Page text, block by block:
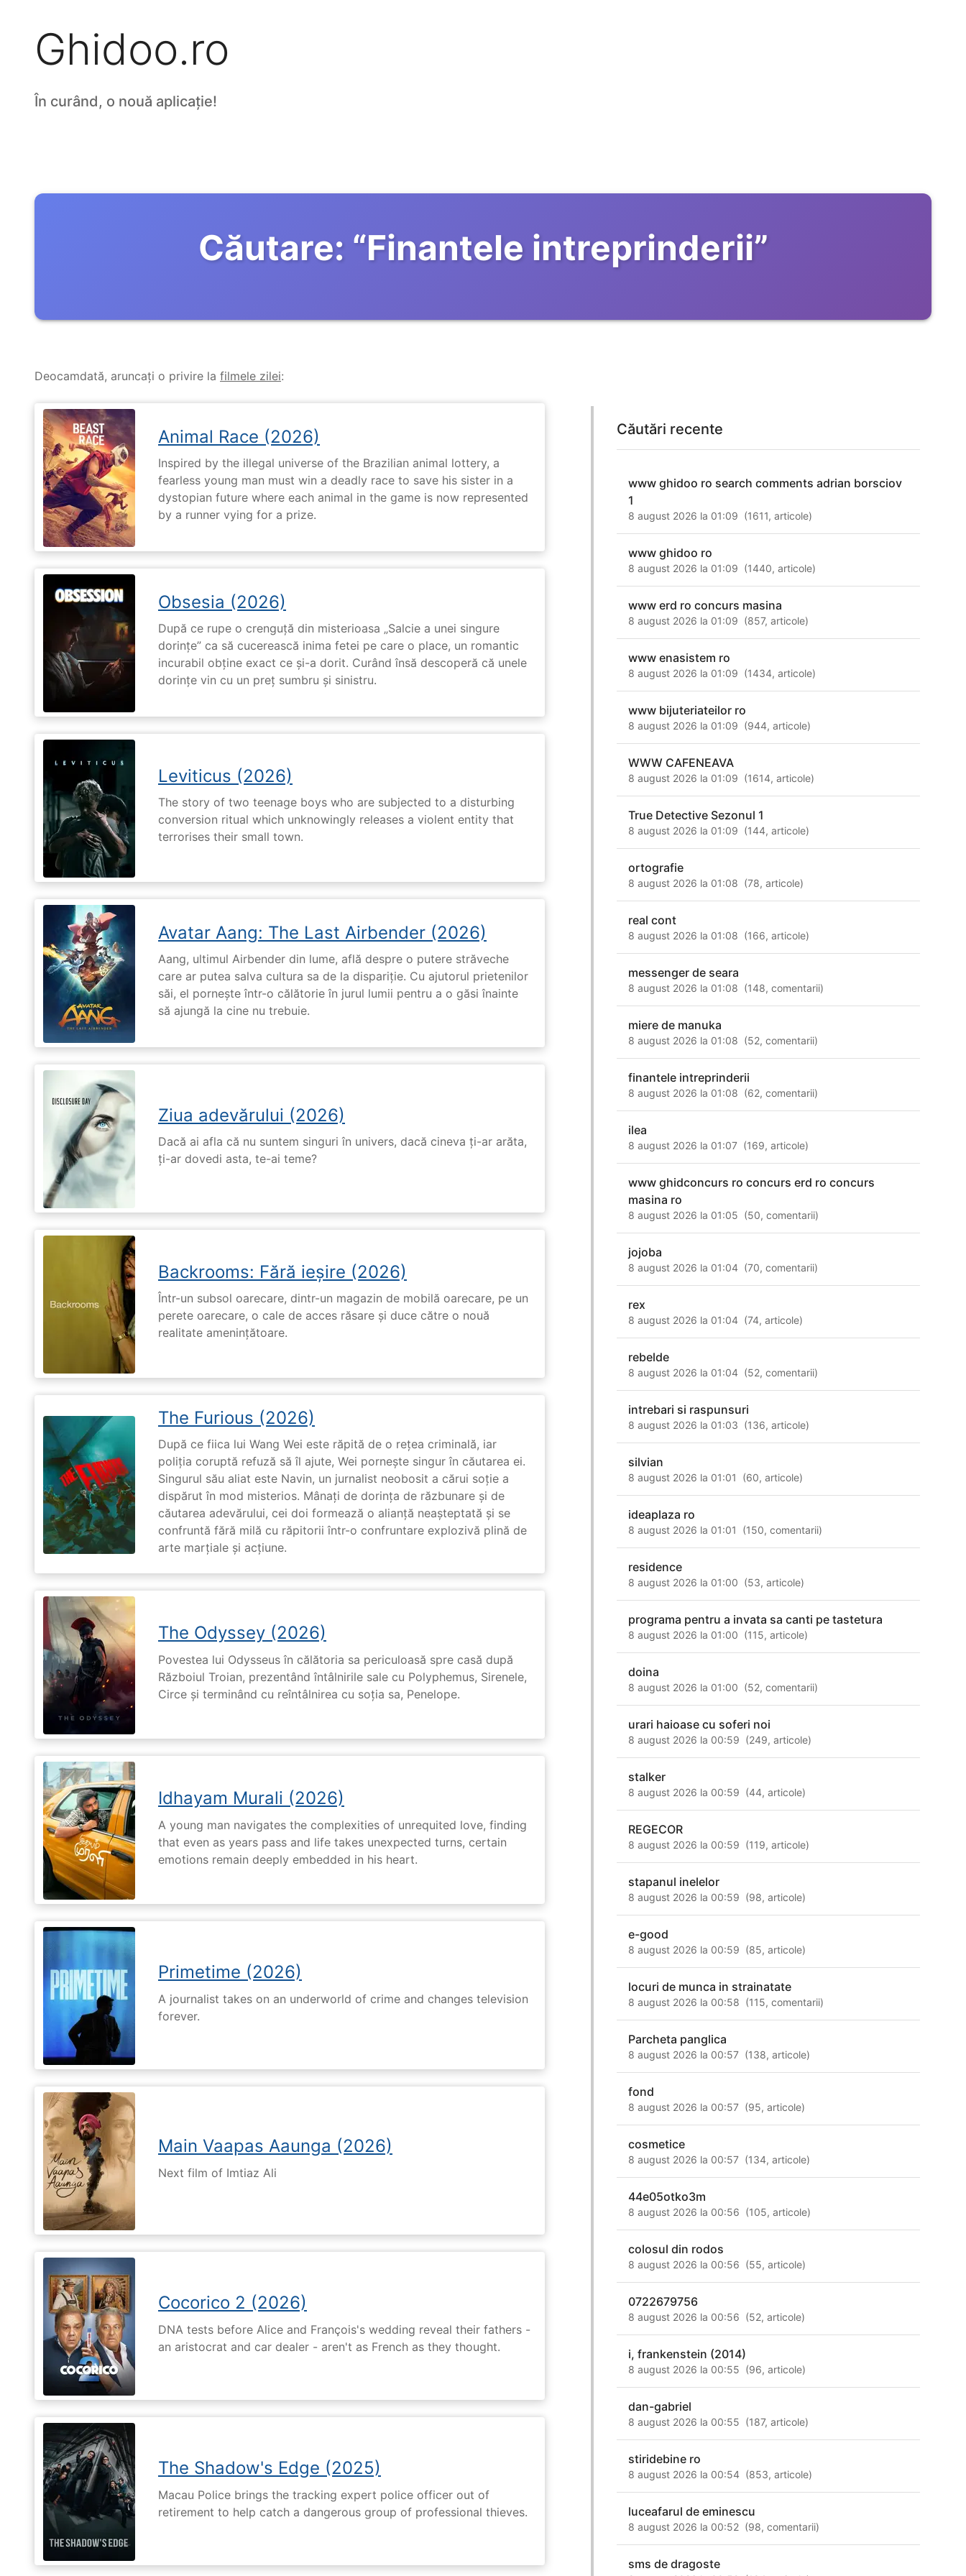
Ghidoo.ro
În curând, o nouă aplicație!
Căutare: “Finantele intreprinderii”
Deocamdată, aruncați o privire la filmele zilei:
Animal Race (2026)
Inspired by the illegal universe of the Brazilian animal lottery, a
fearless young man must win a deadly race to save his sister in a
dystopian future where each animal in the game is now represented
by a runner vying for a prize.
Obsesia (2026)
După ce rupe o crenguță din misterioasa „Salcie a unei singure
dorințe” ca să cucerească inima fetei pe care o place, un romantic
incurabil obține exact ce și-a dorit. Curând însă descoperă că unele
dorințe vin cu un preț sumbru și sinistru.
Leviticus (2026)
The story of two teenage boys who are subjected to a disturbing
conversion ritual which unknowingly releases a violent entity that
terrorises their small town.
Avatar Aang: The Last Airbender (2026)
Aang, ultimul Airbender din lume, află despre o putere străveche
care ar putea salva cultura sa de la dispariție. Cu ajutorul prietenilor
săi, el pornește într-o călătorie în jurul lumii pentru a o găsi înainte
să ajungă la cine nu trebuie.
Ziua adevărului (2026)
Dacă ai afla că nu suntem singuri în univers, dacă cineva ți-ar arăta,
ți-ar dovedi asta, te-ai teme?
Backrooms: Fără ieșire (2026)
Într-un subsol oarecare, dintr-un magazin de mobilă oarecare, pe un
perete oarecare, o cale de acces răsare și duce către o nouă
realitate amenințătoare.
The Furious (2026)
După ce fiica lui Wang Wei este răpită de o rețea criminală, iar
poliția coruptă refuză să îl ajute, Wei pornește singur în căutarea ei.
Singurul său aliat este Navin, un jurnalist neobosit a cărui soție a
dispărut în mod misterios. Mânați de dorința de răzbunare și de
căutarea adevărului, cei doi formează o alianță neașteptată și se
confruntă fără milă cu răpitorii într-o confruntare explozivă plină de
arte marțiale și acțiune.
The Odyssey (2026)
Povestea lui Odysseus în călătoria sa periculoasă spre casă după
Războiul Troian, prezentând întâlnirile sale cu Polyphemus, Sirenele,
Circe și terminând cu reîntâlnirea cu soția sa, Penelope.
Idhayam Murali (2026)
A young man navigates the complexities of unrequited love, finding
that even as years pass and life takes unexpected turns, certain
emotions remain deeply embedded in his heart.
Primetime (2026)
A journalist takes on an underworld of crime and changes television
forever.
Main Vaapas Aaunga (2026)
Next film of Imtiaz Ali
Cocorico 2 (2026)
DNA tests before Alice and François's wedding reveal their fathers -
an aristocrat and car dealer - aren't as French as they thought.
The Shadow's Edge (2025)
Macau Police brings the tracking expert police officer out of
retirement to help catch a dangerous group of professional thieves.
Căutări recente
www ghidoo ro search comments adrian borsciov
1
8 august 2026 la 01:09 (1611,articole)
www ghidoo ro
8 august 2026 la 01:09 (1440,articole)
www erd ro concurs masina
8 august 2026 la 01:09 (857,articole)
www enasistem ro
8 august 2026 la 01:09 (1434,articole)
www bijuteriateilor ro
8 august 2026 la 01:09 (944,articole)
WWW CAFENEAVA
8 august 2026 la 01:09 (1614,articole)
True Detective Sezonul 1
8 august 2026 la 01:09 (144,articole)
ortografie
8 august 2026 la 01:08 (78,articole)
real cont
8 august 2026 la 01:08 (166,articole)
messenger de seara
8 august 2026 la 01:08 (148,comentarii)
miere de manuka
8 august 2026 la 01:08 (52,comentarii)
finantele intreprinderii
8 august 2026 la 01:08 (62,comentarii)
ilea
8 august 2026 la 01:07 (169,articole)
www ghidconcurs ro concurs erd ro concurs
masina ro
8 august 2026 la 01:05 (50,comentarii)
jojoba
8 august 2026 la 01:04 (70,comentarii)
rex
8 august 2026 la 01:04 (74,articole)
rebelde
8 august 2026 la 01:04 (52,comentarii)
intrebari si raspunsuri
8 august 2026 la 01:03 (136,articole)
silvian
8 august 2026 la 01:01 (60,articole)
ideaplaza ro
8 august 2026 la 01:01 (150,comentarii)
residence
8 august 2026 la 01:00 (53,articole)
programa pentru a invata sa canti pe tastetura
8 august 2026 la 01:00 (115,articole)
doina
8 august 2026 la 01:00 (52,comentarii)
urari haioase cu soferi noi
8 august 2026 la 00:59 (249,articole)
stalker
8 august 2026 la 00:59 (44,articole)
REGECOR
8 august 2026 la 00:59 (119,articole)
stapanul inelelor
8 august 2026 la 00:59 (98,articole)
e-good
8 august 2026 la 00:59 (85,articole)
locuri de munca in strainatate
8 august 2026 la 00:58 (115,comentarii)
Parcheta panglica
8 august 2026 la 00:57 (138,articole)
fond
8 august 2026 la 00:57 (95,articole)
cosmetice
8 august 2026 la 00:57 (134,articole)
44e05otko3m
8 august 2026 la 00:56 (105,articole)
colosul din rodos
8 august 2026 la 00:56 (55,articole)
0722679756
8 august 2026 la 00:56 (52,articole)
i, frankenstein (2014)
8 august 2026 la 00:55 (96,articole)
dan-gabriel
8 august 2026 la 00:55 (187,articole)
stiridebine ro
8 august 2026 la 00:54 (853,articole)
luceafarul de eminescu
8 august 2026 la 00:52 (98,comentarii)
sms de dragoste